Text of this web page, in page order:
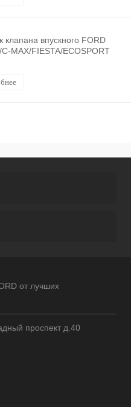
клапана впускного FORD
MAX/FIESTA/ECOSPORT
(1.25/1.4/1.6) VICTOR
от лучших
проспект д.40